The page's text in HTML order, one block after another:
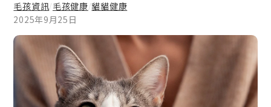
毛孩資訊/毛孩健康/貓貓健康
2025年9月25日